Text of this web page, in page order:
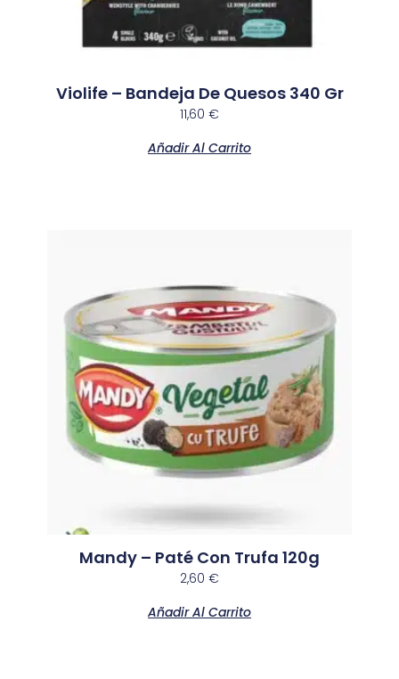
Violife – Bandeja De Quesos 340 Gr
11,60 €
Añadir Al Carrito
Mandy – Paté Con Trufa 120g
2,60 €
Añadir Al Carrito